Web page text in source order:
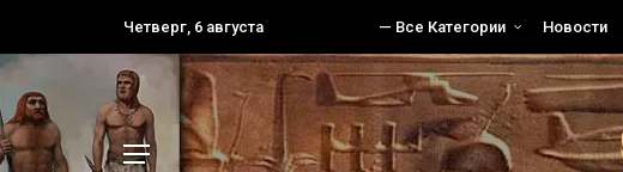
Четверг, 6 августа — Все Категории Новости